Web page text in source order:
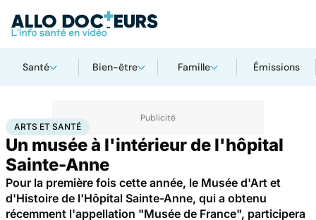
Santé Bien-être Famille Émissions
AccueilBien-êtreArts et santé
ARTS ET SANTÉ
Un musée à l'intérieur de l'hôpital
Sainte-Anne
Pour la première fois cette année, le Musée d'Art et
d'Histoire de l'Hôpital Sainte-Anne, qui a obtenu
récemment l'appellation "Musée de France", participera